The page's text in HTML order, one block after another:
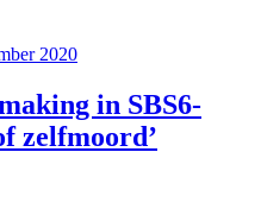
2020
in SBS6-
zelfmoord’